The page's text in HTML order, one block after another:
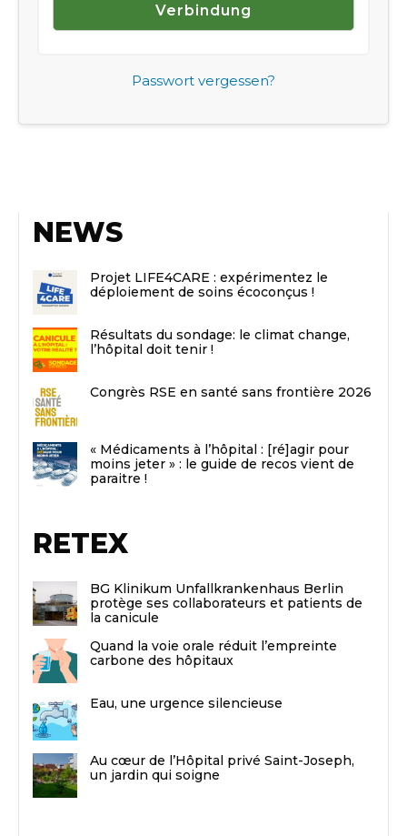
Passwort vergessen?
NEWS
Projet LIFE4CARE : expérimentez le
déploiement de soins écoconçus !
Résultats du sondage: le climat change,
l’hôpital doit tenir !
Congrès RSE en santé sans frontière 2026
« Médicaments à l’hôpital : [ré]agir pour
moins jeter » : le guide de recos vient de
paraitre !
RETEX
BG Klinikum Unfallkrankenhaus Berlin
protège ses collaborateurs et patients de
la canicule
Quand la voie orale réduit l’empreinte
carbone des hôpitaux
Eau, une urgence silencieuse
Au cœur de l’Hôpital privé Saint-Joseph,
un jardin qui soigne